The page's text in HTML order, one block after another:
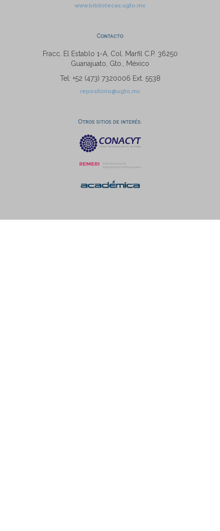
www.bibliotecas.ugto.mx
Contacto
Fracc. El Establo 1-A, Col. Marfil C.P. 36250
Guanajuato, Gto., México
Tel: +52 (473) 7320006 Ext. 5538
repositorio@ugto.mx
Otros sitios de interés: